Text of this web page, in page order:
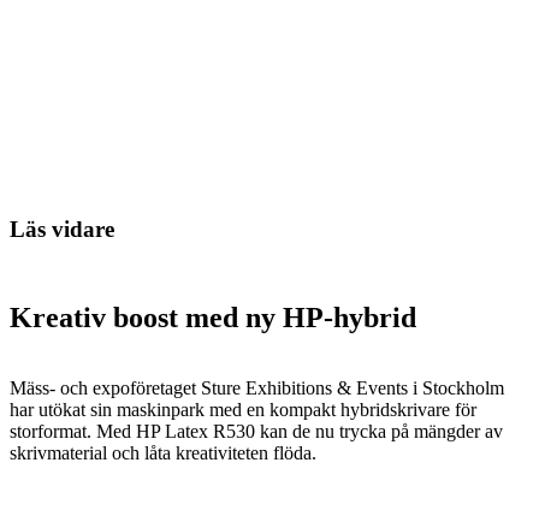
Läs vidare
Kreativ boost med ny HP-hybrid
Mäss- och expoföretaget Sture Exhibitions & Events i Stockholm
har utökat sin maskinpark med en kompakt hybridskrivare för
storformat. Med HP Latex R530 kan de nu trycka på mängder av
skrivmaterial och låta kreativiteten flöda.